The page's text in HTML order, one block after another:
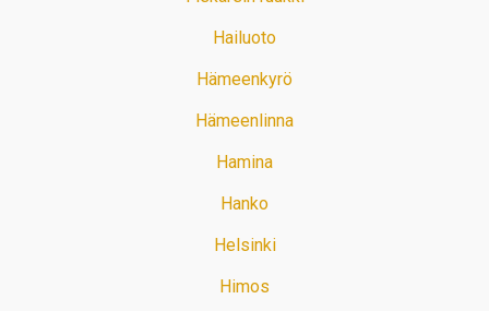
Hailuoto
Hämeenkyrö
Hämeenlinna
Hamina
Hanko
Helsinki
Himos